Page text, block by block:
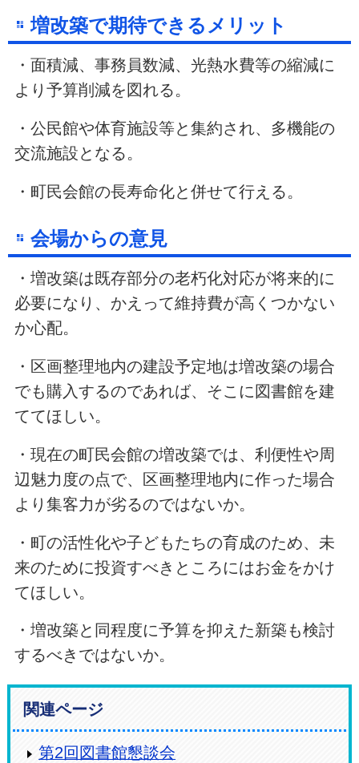
増改築で期待できるメリット
・面積減、事務員数減、光熱水費等の縮減に
より予算削減を図れる。
・公民館や体育施設等と集約され、多機能の
交流施設となる。
・町民会館の長寿命化と併せて行える。
会場からの意見
・増改築は既存部分の老朽化対応が将来的に
必要になり、かえって維持費が高くつかない
か心配。
・区画整理地内の建設予定地は増改築の場合
でも購入するのであれば、そこに図書館を建
ててほしい。
・現在の町民会館の増改築では、利便性や周
辺魅力度の点で、区画整理地内に作った場合
より集客力が劣るのではないか。
・町の活性化や子どもたちの育成のため、未
来のために投資すべきところにはお金をかけ
てほしい。
・増改築と同程度に予算を抑えた新築も検討
するべきではないか。
関連ページ
第2回図書館懇談会